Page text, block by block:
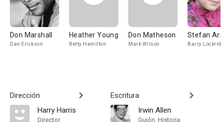
Don Marshall
Dan Erickson
Heather Young
Betty Hamilton
Don Matheson
Mark Wilson
Stefan
Barry
Dirección
Harry Harris
Director
Escritura
Irwin Allen
Guión, Historia